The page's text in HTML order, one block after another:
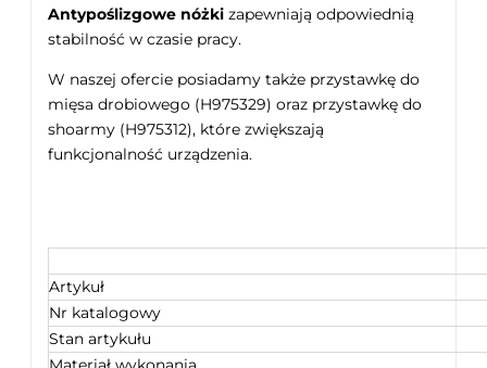
Antypoślizgowe nóżki zapewniają odpowiednią
stabilność w czasie pracy.
W naszej ofercie posiadamy także przystawkę do
mięsa drobiowego (H975329) oraz przystawkę do
shoarmy (H975312), które zwiększają
funkcjonalność urządzenia.
Artykuł
Nr katalogowy
Stan artykułu